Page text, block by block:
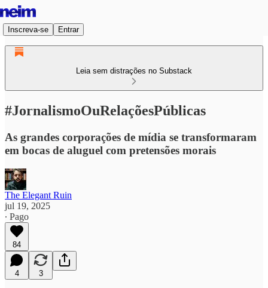
Inscreva-se Entrar
Leia sem distrações no Substack
#JornalismoOuRelaçõesPúblicas
As grandes corporações de mídia se transformaram
em bocas de aluguel com pretensões morais
The Elegant Ruin
jul 19, 2025
∙ Pago
84
4 3